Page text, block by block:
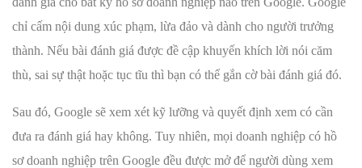
chỉ cấm nội dung xúc phạm, lừa đảo và dành cho người trưởng
thành. Nếu bài đánh giá được đề cập khuyến khích lời nói căm
thù, sai sự thật hoặc tục tĩu thì bạn có thể gắn cờ bài đánh giá đó.
Sau đó, Google sẽ xem xét kỹ lưỡng và quyết định xem có cần
đưa ra đánh giá hay không. Tuy nhiên, mọi doanh nghiệp có hồ
sơ doanh nghiệp trên Google đều được mở để người dùng xem